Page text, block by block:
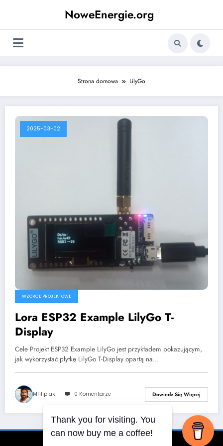
NoweEnergie.org
Strona domowa LilyGo
2025-03-02
WZORCE PROJEKTOWE
Lora ESP32 Example LilyGo T-
Display
Cele Projekt ESP32 Example LilyGo jest przykładem pokazującym,
jak wykorzystać płytkę LilyGo T-Display opartą na…
Mfilipiak 0 Komentarze Dowiedz Się Więcej
Thank you for visiting. You
can now buy me a coffee!